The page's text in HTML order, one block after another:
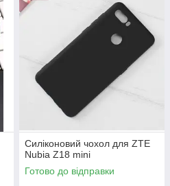
Силіконовий чохол для ZTE
Nubia Z18 mini
Готово до відправки